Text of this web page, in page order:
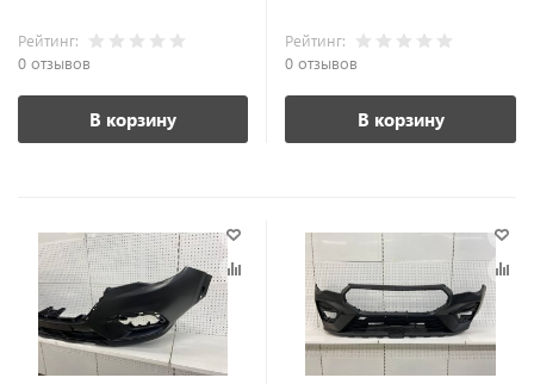
Рейтинг:
0 отзывов
В корзину
Рейтинг:
0 отзывов
В корзину